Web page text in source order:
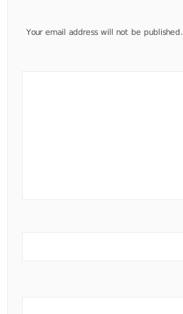
Your email address will not be published.